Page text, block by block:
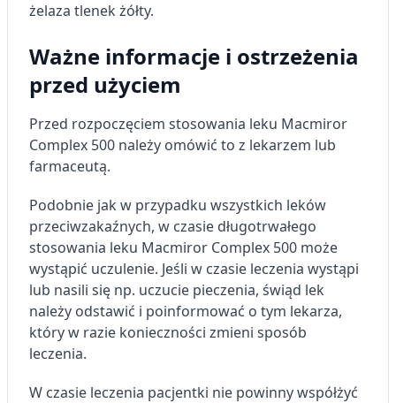
żelaza tlenek żółty.
Ważne informacje i ostrzeżenia
przed użyciem
Przed rozpoczęciem stosowania leku Macmiror
Complex 500 należy omówić to z lekarzem lub
farmaceutą.
Podobnie jak w przypadku wszystkich leków
przeciwzakaźnych, w czasie długotrwałego
stosowania leku Macmiror Complex 500 może
wystąpić uczulenie. Jeśli w czasie leczenia wystąpi
lub nasili się np. uczucie pieczenia, świąd lek
należy odstawić i poinformować o tym lekarza,
który w razie konieczności zmieni sposób
leczenia.
W czasie leczenia pacjentki nie powinny współżyć